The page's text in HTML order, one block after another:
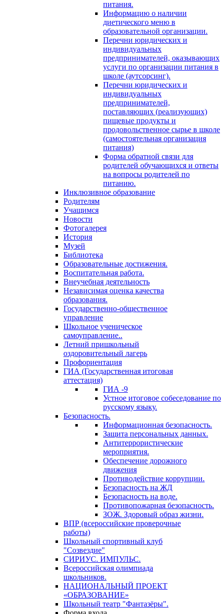
питания.
Информацию о наличии
диетического меню в
образовательной организации.
Перечни юридических и
индивидуальных
предпринимателей, оказывающих
услуги по организации питания в
школе (аутсорсинг).
Перечни юридических и
индивидуальных
предпринимателей,
поставляющих (реализующих)
пищевые продукты и
продовольственное сырье в школе
(самостоятельная организация
питания)
Форма обратной связи для
родителей обучающихся и ответы
на вопросы родителей по
питанию.
Инклюзивное образование
Родителям
Учащимся
Новости
Фотогалерея
История
Музей
Библиотека
Образовательные достижения.
Воспитательная работа.
Внеучебная деятельность
Независимая оценка качества
образования.
Государственно-общественное
управление
Школьное ученическое
самоуправление..
Летний пришкольный
оздоровительный лагерь
Профориентация
ГИА (Государственная итоговая
аттестация)
ГИА -9
Устное итоговое собеседование по
русскому языку.
Безопасность.
Информационная безопасность.
Защита персональных данных.
Антитеррористические
мероприятия.
Обеспечение дорожного
движения
Противодействие коррупции.
Безопасность на ЖД
Безопасность на воде.
Противопожарная безопасность.
ЗОЖ. Здоровый образ жизни.
ВПР (всероссийские проверочные
работы)
Школьный спортивный клуб
"Созвездие"
СИРИУС. ИМПУЛЬС.
Всероссийская олимпиада
школьников.
НАЦИОНАЛЬНЫЙ ПРОЕКТ
«ОБРАЗОВАНИЕ»
Школьный театр "Фантазёры".